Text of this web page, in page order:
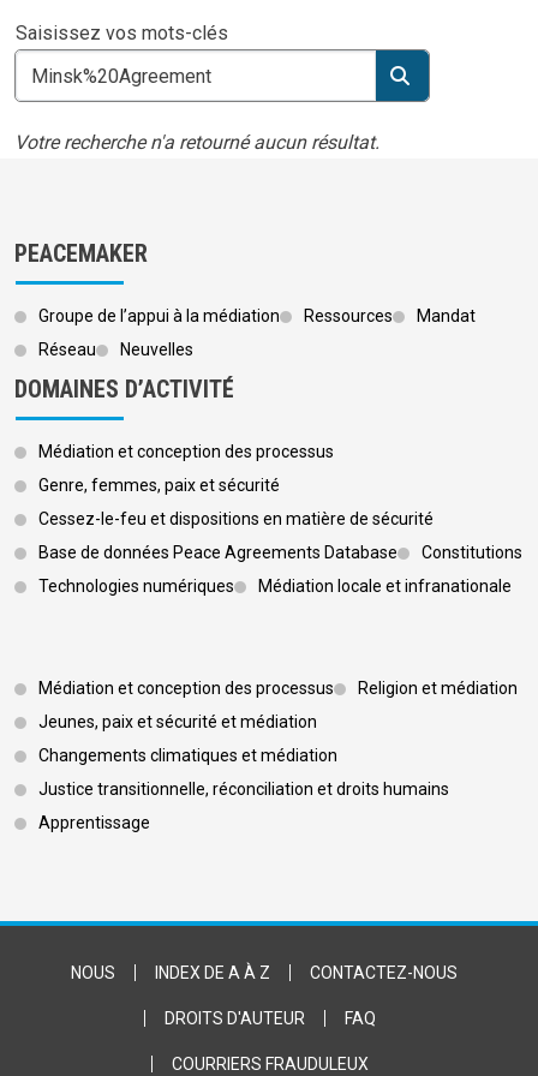
Saisissez vos mots-clés
Votre recherche n'a retourné aucun résultat.
PEACEMAKER
Groupe de l’appui à la médiation Ressources
Mandat
Réseau
Neuvelles
DOMAINES D’ACTIVITÉ
Médiation et conception des processus
Genre, femmes, paix et sécurité
Cessez-le-feu et dispositions en matière de sécurité
Base de données Peace Agreements Database
Constitutions
Technologies numériques
Médiation locale et infranationale
Footer 3
Médiation et conception des processus
Religion et médiation
Jeunes, paix et sécurité et médiation
Changements climatiques et médiation
Justice transitionnelle, réconciliation et droits humains
Apprentissage
Footer Bottom
NOUS INDEX DE A À Z CONTACTEZ-NOUS
DROITS D'AUTEUR FAQ
COURRIERS FRAUDULEUX